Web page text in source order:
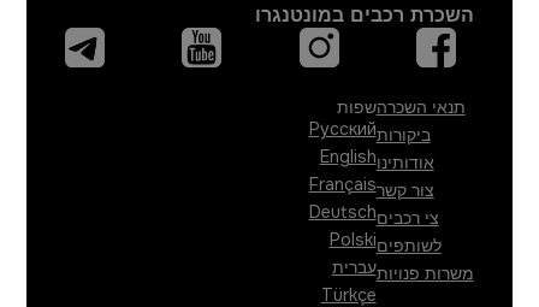
השכרת רכבים במונטנגרו
תנאי השכרה
ביקורות
אודותינו
צור קשר
צי רכבים
לשותפים
משרות פנויות
שפות
Русский
English
Français
Deutsch
Polski
עברית
Türkçe